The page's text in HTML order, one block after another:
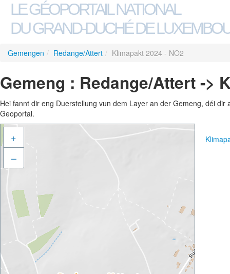
LE GÉOPORTAIL NATIONAL
DU GRAND-DUCHÉ DE
Gemengen / Redange/Attert / Klimapakt 2024 - NO2
Gemeng : Redange/Attert ->
Hei fannt dir eng Duerstellung vun dem Layer an der Gemeng, déi
Geoportal.
+
–